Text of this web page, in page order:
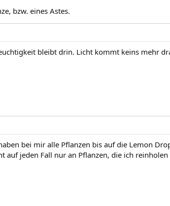
bzw. eines Astes.
bleibt drin. Licht kommt keins mehr
bei mir alle Pflanzen bis auf die Lemon
jeden Fall nur an Pflanzen, die ich reinholen